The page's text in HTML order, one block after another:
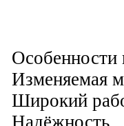
Особенности
Изменяемая
Широкий